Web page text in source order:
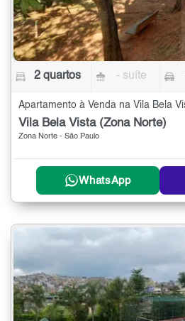
2 quartos - suíte
Vila Bela Vista (Zona Norte)
Zona Norte - São Paulo
WhatsApp